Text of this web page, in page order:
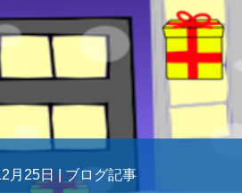
月25日 |ブログ記事